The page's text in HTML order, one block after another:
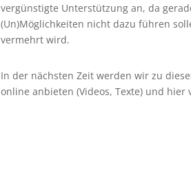
vergünstigte Unterstützung an, da
(Un)Möglichkeiten nicht dazu führen
vermehrt wird.
In der nächsten Zeit werden wir zu
online anbieten (Videos, Texte) und hier